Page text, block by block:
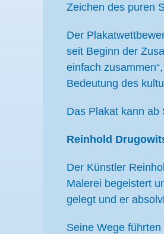
Zeichen des puren
Der
seit Beginn der
einfach
Bedeutung des
Das Plakat kann ab
Reinhold
Der Künstler
Malerei begeistert
gelegt und er
Seine Wege